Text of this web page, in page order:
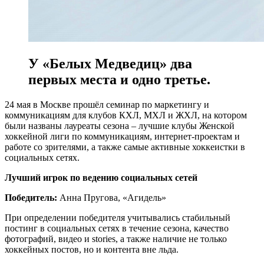
У «Белых Медведиц» два
первых места и одно третье.
24 мая в Москве прошёл семинар по маркетингу и
коммуникациям для клубов КХЛ, МХЛ и ЖХЛ, на котором
были названы лауреаты сезона – лучшие клубы Женской
хоккейной лиги по коммуникациям, интернет-проектам и
работе со зрителями, а также самые активные хоккеистки в
социальных сетях.
Лучший игрок по ведению социальных сетей
Победитель: Анна Пругова, «Агидель»
При определении победителя учитывались стабильный
постинг в социальных сетях в течение сезона, качество
фотографий, видео и stories, а также наличие не только
хоккейных постов, но и контента вне льда.